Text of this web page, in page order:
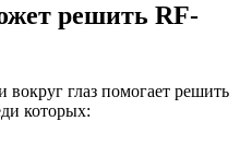
решить RF-
вокруг глаз помогает решить
которых: